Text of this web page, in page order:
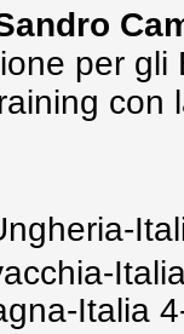
per
con
Italia